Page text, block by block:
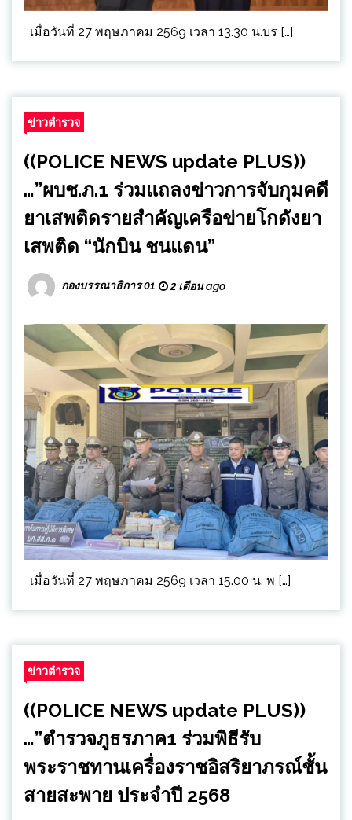
เมื่อวันที่ 27 พฤษภาคม 2569 เวลา 13.30 น.บร […]
ข่าวตำรวจ
((POLICE NEWS update PLUS))
…”ผบช.ภ.1 ร่วมแถลงข่าวการจับกุมคดี
ยาเสพติดรายสำคัญเครือข่ายโกดังยา
เสพติด “นักบิน ชนแดน”
กองบรรณาธิการ 01 2 เดือน ago
เมื่อวันที่ 27 พฤษภาคม 2569 เวลา 15.00 น. พ […]
ข่าวตำรวจ
((POLICE NEWS update PLUS))
…”ตำรวจภูธรภาค1 ร่วมพิธีรับ
พระราชทานเครื่องราชอิสริยาภรณ์ชั้น
สายสะพาย ประจำปี 2568